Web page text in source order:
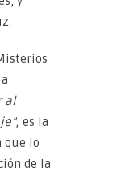
al
; es la
que lo
de la